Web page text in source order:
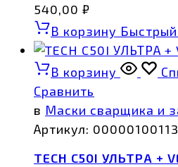
540,00 ₽
В корзину
В корзину
Сравнить
в Маски сварщика и
Артикул: 00000100113
TECH C50I УЛЬТРА +